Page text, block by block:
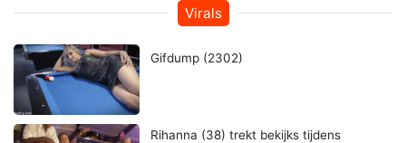
Virals
Gifdump (2302)
Rihanna (38) trekt bekijks tijdens